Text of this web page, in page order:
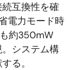
互換性を確
電力モード時
約350mW
システム構
る。